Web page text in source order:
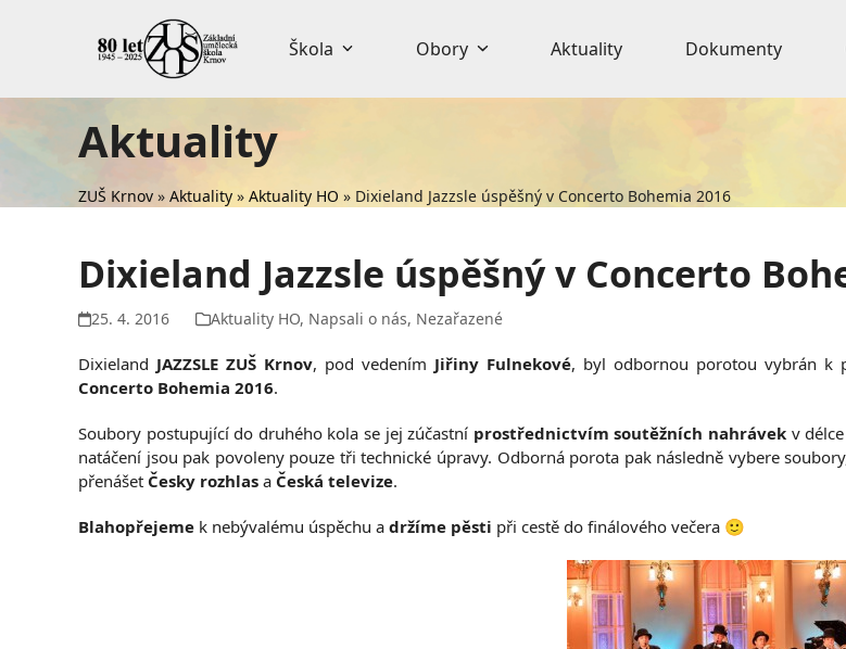
Škola Obory Aktuality Dokumenty
Aktuality
ZUŠ Krnov » Aktuality » Aktuality HO » Dixieland Jazzsle úspěšný v Concerto Bohemia 2016
Dixieland Jazzsle úspěšný v Concerto
25. 4. 2016 Aktuality HO, Napsali o nás, Nezařazené
Dixieland JAZZSLE ZUŠ Krnov, pod vedením Jiřiny Fulnekové, byl odbornou porotou vybrán k
Concerto Bohemia 2016.
Soubory postupující do druhého kola se jej zúčastní prostřednictvím soutěžních nahrávek v
natáčení jsou pak povoleny pouze tři technické úpravy. Odborná porota pak následně vybere
přenášet Česky rozhlas a Česká televize.
Blahopřejeme k nebývalému úspěchu a držíme pěsti při cestě do finálového večera 🙂